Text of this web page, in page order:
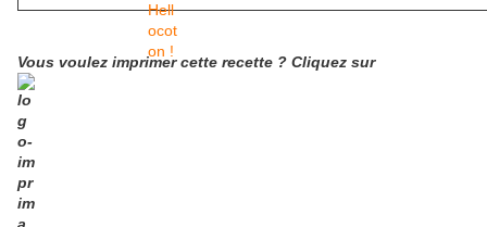
Vous voulez imprimer cette recette ? Cliquez sur